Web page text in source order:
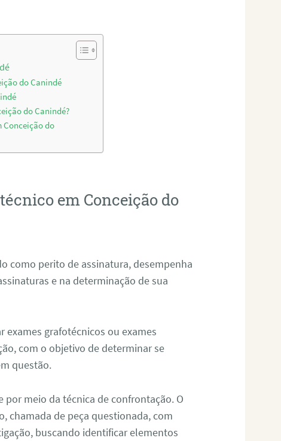
do Canindé
do Canindé?
Conceição do
em Conceição do
como perito de assinatura, desempenha
e na determinação de sua
grafotécnicos ou exames
com o objetivo de determinar se
questão.
meio da técnica de confrontação. O
chamada de peça questionada, com
buscando identificar elementos